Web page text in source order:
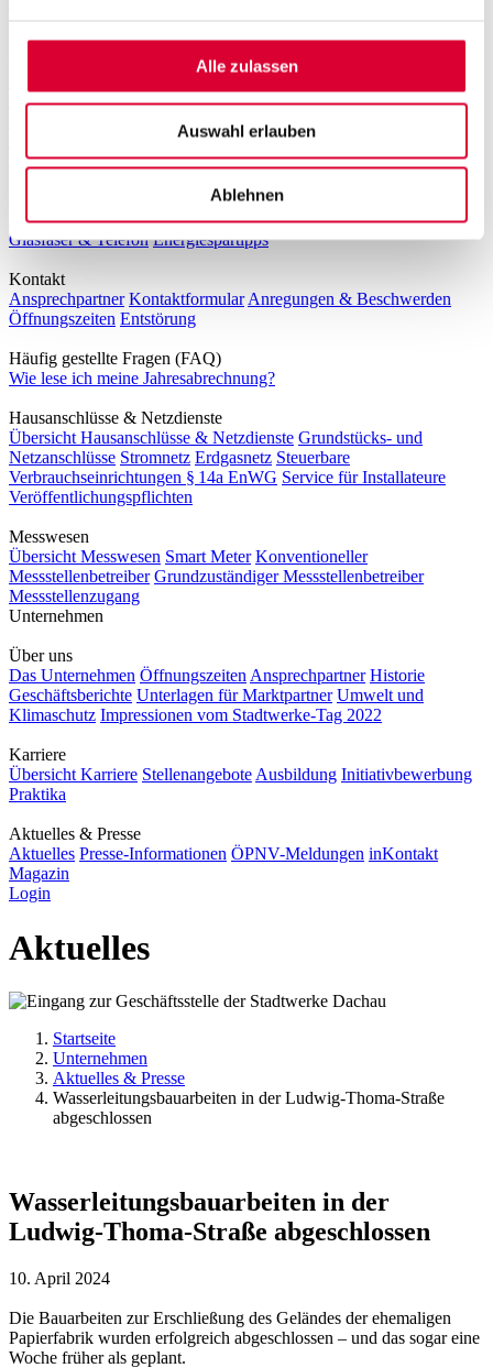
Alle zulassen
Auswahl erlauben
Ablehnen
Zählerstand melden Einspeiser-Portal Umzug melden Änderungen
bei An- und Abmeldungen von Stromverträgen
Termin online vereinbaren
Umlagenreduzierung Wärmepumpe Störung melden
Ratgeber E-Mobilität Ratgeber Photovoltaik Ratgeber Internet,
Glasfaser & Telefon Energiespartipps
Kontakt
Ansprechpartner Kontaktformular Anregungen & Beschwerden
Öffnungszeiten Entstörung
Häufig gestellte Fragen (FAQ)
Wie lese ich meine Jahresabrechnung?
Hausanschlüsse & Netzdienste
Übersicht Hausanschlüsse & Netzdienste Grundstücks- und
Netzanschlüsse Stromnetz Erdgasnetz Steuerbare
Verbrauchseinrichtungen § 14a EnWG Service für Installateure
Veröffentlichungspflichten
Messwesen
Übersicht Messwesen Smart Meter Konventioneller
Messstellenbetreiber Grundzuständiger Messstellenbetreiber
Messstellenzugang
Unternehmen
Über uns
Das Unternehmen Öffnungszeiten Ansprechpartner Historie
Geschäftsberichte Unterlagen für Marktpartner Umwelt und
Klimaschutz Impressionen vom Stadtwerke-Tag 2022
Karriere
Übersicht Karriere Stellenangebote Ausbildung Initiativbewerbung
Praktika
Aktuelles & Presse
Aktuelles Presse-Informationen ÖPNV-Meldungen inKontakt
Magazin
Login
Aktuelles
Startseite
Unternehmen
Aktuelles & Presse
Wasserleitungsbauarbeiten in der Ludwig-Thoma-Straße
abgeschlossen
Wasserleitungsbauarbeiten in der
Ludwig-Thoma-Straße abgeschlossen
10. April 2024
Die Bauarbeiten zur Erschließung des Geländes der ehemaligen
Papierfabrik wurden erfolgreich abgeschlossen – und das sogar eine
Woche früher als geplant.